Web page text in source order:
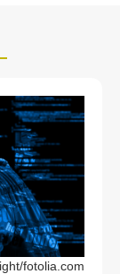
fotolia.com